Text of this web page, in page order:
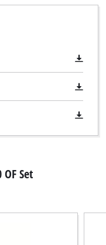
to load due
needs to setup
used.
Set